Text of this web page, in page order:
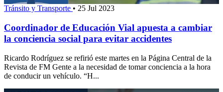
Tránsito y Transporte • 25 Jul 2023
Coordinador de Educación Vial apuesta a cambiar
la conciencia social para evitar accidentes
Ricardo Rodríguez se refirió este martes en la Página Central de la
Revista de FM Gente a la necesidad de tomar conciencia a la hora
de conducir un vehículo. “H...